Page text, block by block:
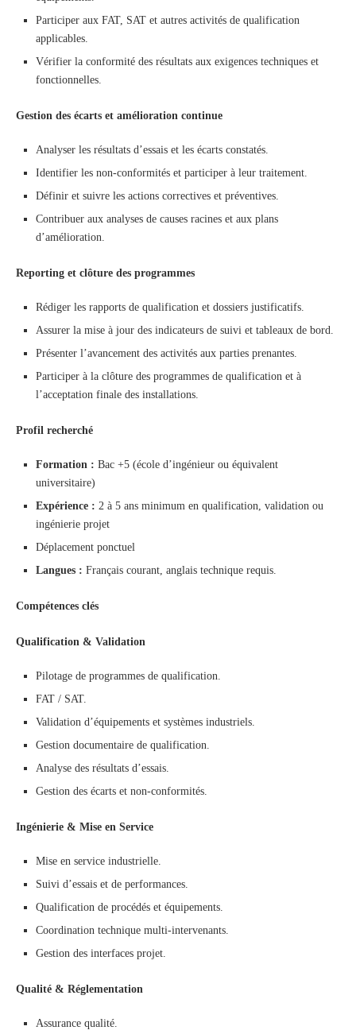
Participer aux FAT, SAT et autres activités de qualification
applicables.
Vérifier la conformité des résultats aux exigences techniques et
fonctionnelles.
Gestion des écarts et amélioration continue
Analyser les résultats d’essais et les écarts constatés.
Identifier les non-conformités et participer à leur traitement.
Définir et suivre les actions correctives et préventives.
Contribuer aux analyses de causes racines et aux plans
d’amélioration.
Reporting et clôture des programmes
Rédiger les rapports de qualification et dossiers justificatifs.
Assurer la mise à jour des indicateurs de suivi et tableaux de bord.
Présenter l’avancement des activités aux parties prenantes.
Participer à la clôture des programmes de qualification et à
l’acceptation finale des installations.
Profil recherché
Formation : Bac +5 (école d’ingénieur ou équivalent
universitaire)
Expérience : 2 à 5 ans minimum en qualification, validation ou
ingénierie projet
Déplacement ponctuel
Langues : Français courant, anglais technique requis.
Compétences clés
Qualification & Validation
Pilotage de programmes de qualification.
FAT / SAT.
Validation d’équipements et systèmes industriels.
Gestion documentaire de qualification.
Analyse des résultats d’essais.
Gestion des écarts et non-conformités.
Ingénierie & Mise en Service
Mise en service industrielle.
Suivi d’essais et de performances.
Qualification de procédés et équipements.
Coordination technique multi-intervenants.
Gestion des interfaces projet.
Qualité & Réglementation
Assurance qualité.